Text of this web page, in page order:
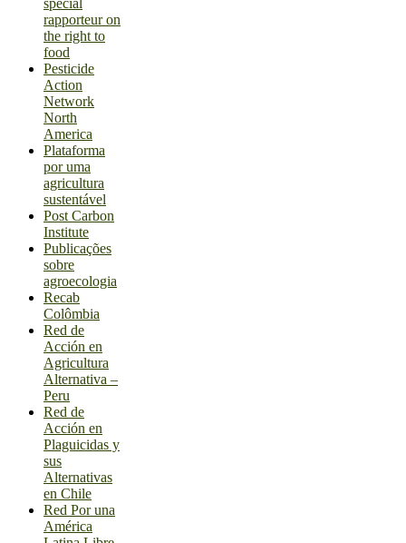
special
rapporteur on
the right to
food
Pesticide
Action
Network
North
America
Plataforma
por uma
agricultura
sustentável
Post Carbon
Institute
Publicações
sobre
agroecologia
Recab
Colômbia
Red de
Acción en
Agricultura
Alternativa –
Peru
Red de
Acción en
Plaguicidas y
sus
Alternativas
en Chile
Red Por una
América